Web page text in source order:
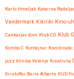
Karlo Hmeljak Katarina
Vandermark Kikiriki Kino-
Cankarjev dom Klub CD Klub
Kombo C Kontejner Koordinate
jazz klinika Velenje Kreativna
Kristoffer Berre Alberts KUD